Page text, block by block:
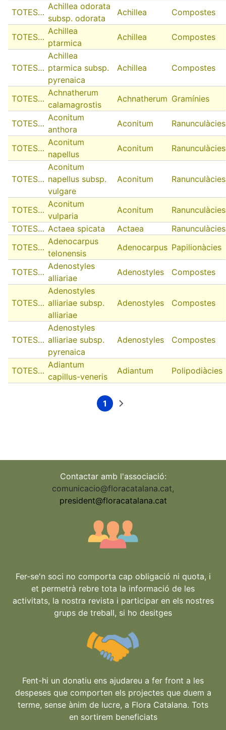
TOTES…
Achillea odorata
subsp. odorata
Achillea Compostes
TOTES…
Achillea
ptarmica
Achillea Compostes
TOTES…
Achillea
ptarmica subsp.
pyrenaica
Achillea Compostes
TOTES…
Achnatherum
calamagrostis
Achnatherum Gramínies
TOTES…
Aconitum
anthora
Aconitum Ranunculàcies
TOTES…
Aconitum
napellus
Aconitum Ranunculàcies
TOTES…
Aconitum
napellus subsp.
vulgare
Aconitum Ranunculàcies
TOTES…
Aconitum
vulparia
Aconitum
Ranunculàcies
TOTES… Actaea spicata Actaea
Ranunculàcies
TOTES…
Adenocarpus
telonensis
Adenocarpus Papilionàcies
TOTES…
Adenostyles
alliariae
Adenostyles Compostes
TOTES…
Adenostyles
alliariae subsp.
alliariae
Adenostyles Compostes
TOTES…
Adenostyles
alliariae subsp.
pyrenaica
Adenostyles Compostes
TOTES…
Adiantum
capillus-veneris
Adiantum Polipodiàcies
Current
1
Next
Contactar amb l'associació:
comunicacio@floracatalana.cat,
president@floracatalana.cat
Fer-se'n soci no comporta cap obligació ni quota, i
et permetrà rebre tota la informació de les
activitats, la nostra revista i participar en els nostres
grups de treball, si ho desitges
Fent-hi un donatiu ens ajudareu a fer front a les
despeses que comporten els projectes que duem a
terme, sense ànim de lucre, a Flora Catalana. Tots
en sortirem beneficiats